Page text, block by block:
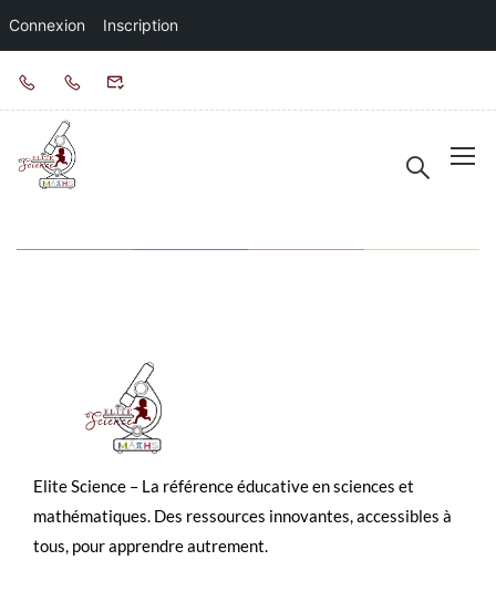
Connexion Inscription
Elite Science – La référence éducative en sciences et
mathématiques. Des ressources innovantes, accessibles à
tous, pour apprendre autrement.